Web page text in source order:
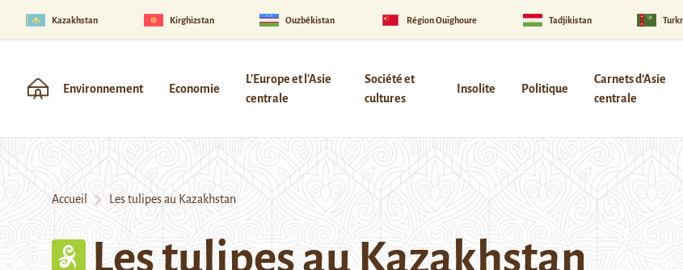
Kazakhstan Kirghizstan Ouzbékistan Région Ouïghoure Tadjikistan
Environnement Economie
L'Europe et l'Asie
centrale
Société et
cultures
Insolite Politique
Carnets d’Asie
centrale
Accueil Les tulipes au Kazakhstan
Les tulipes au Kazakhstan